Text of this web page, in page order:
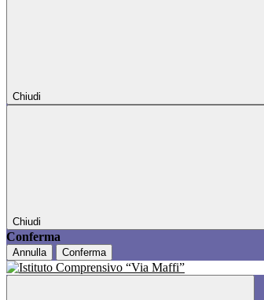
Chiudi
Chiudi
Conferma
Annulla Conferma